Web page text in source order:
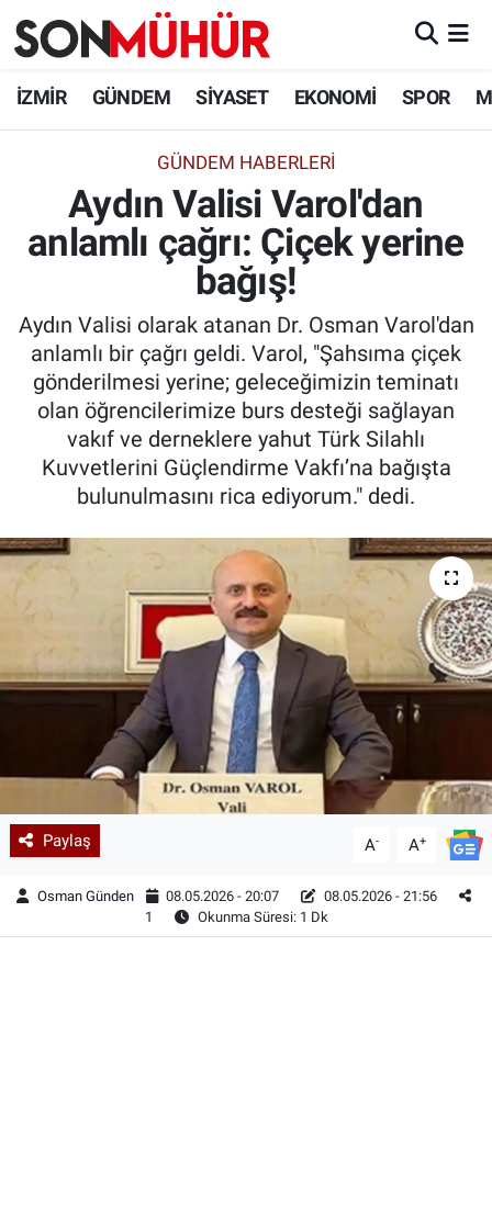
İZMİR GÜNDEM SİYASET EKONOMİ SPOR
GÜNDEM HABERLERI
Aydın Valisi Varol'dan
anlamlı çağrı: Çiçek yerine
bağış!
Aydın Valisi olarak atanan Dr. Osman Varol'dan
anlamlı bir çağrı geldi. Varol, "Şahsıma çiçek
gönderilmesi yerine; geleceğimizin teminatı
olan öğrencilerimize burs desteği sağlayan
vakıf ve derneklere yahut Türk Silahlı
Kuvvetlerini Güçlendirme Vakfı’na bağışta
bulunulmasını rica ediyorum." dedi.
Paylaş A- A+
Osman Günden 08.05.2026 - 20:07
08.05.2026 - 21:56
1
Okunma Süresi: 1 Dk
İzmir Nöbetçi Eczaneler
İzmir Namaz Vakitleri
İzmir Trafik Yoğunluk Haritası
Süper Lig Puan Durumu ve Fikstür
Tüm Manşetler
Son Dakika Haberleri
Haber Arşivi